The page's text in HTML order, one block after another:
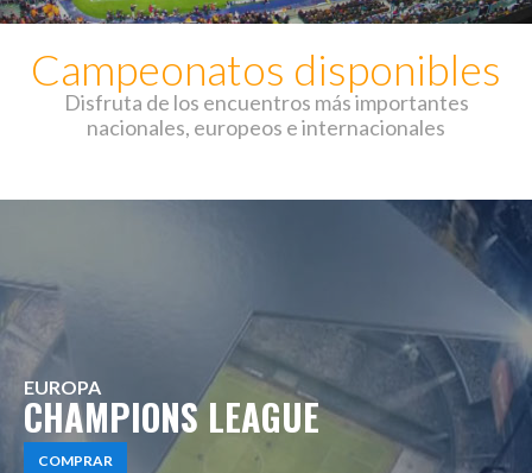
Campeonatos disponibles
Disfruta de los encuentros más importantes
nacionales, europeos e internacionales
EUROPA
CHAMPIONS LEAGUE
COMPRAR